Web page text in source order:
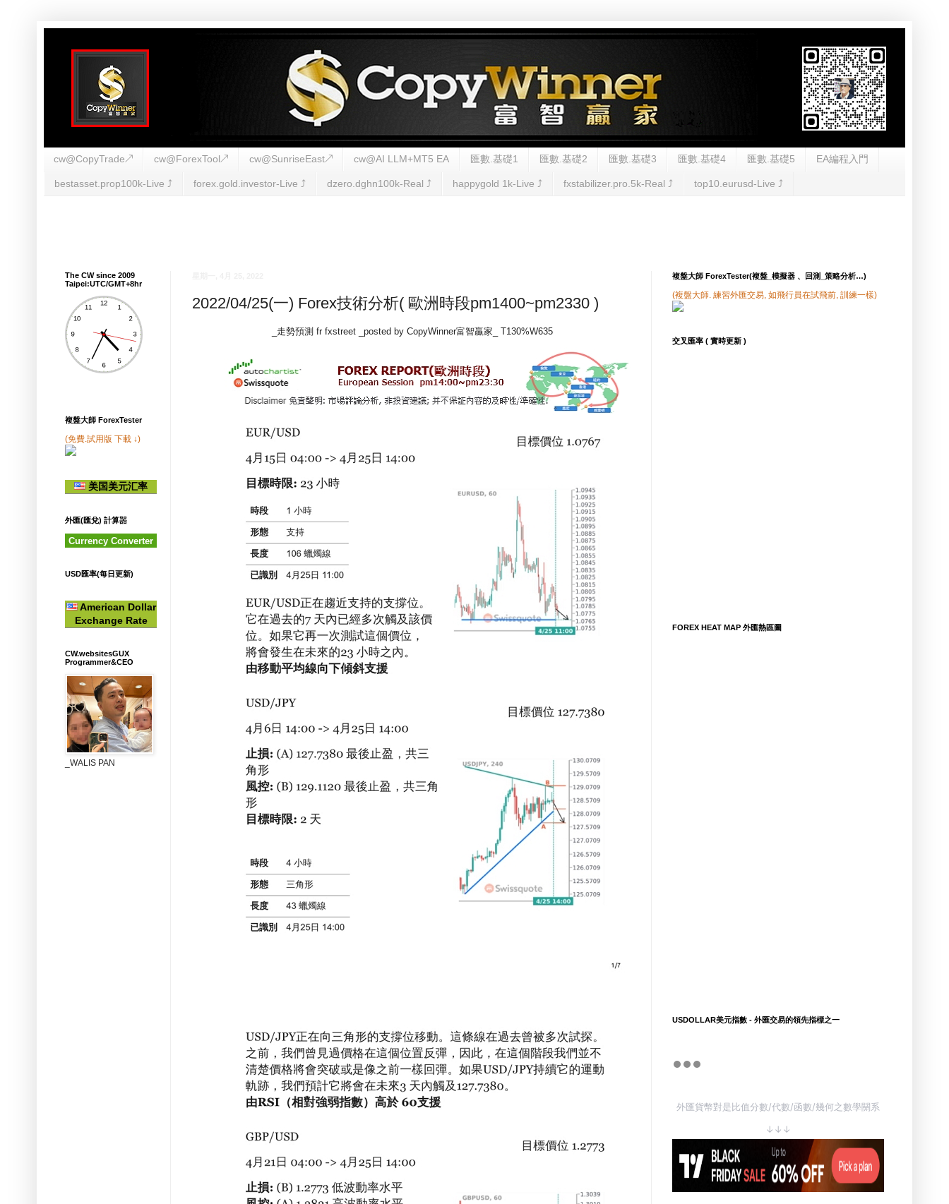
cw@CopyTrade↗ cw@ForexTool↗ cw@SunriseEast↗ cw@AI LLM+MT5 EA 匯數.基礎1 匯數.基礎2 匯數.基礎3 匯數.基礎4 匯數.基礎5 EA編程入門
bestasset.prop100k-Live ⤴︎ forex.gold.investor-Live ⤴︎ dzero.dghn100k-Real ⤴︎ happygold 1k-Live ⤴︎ fxstabilizer.pro.5k-Real ⤴︎ top10.eurusd-Live ⤴︎
2022/04/25(一) Forex技術分析( 歐洲時段pm1400~pm2330 )
_走勢預測 fr fxstreet _posted by CopyWinner富智贏家_ T130%W635
The CW since 2009
Taipei:UTC/GMT+8hr
複盤大師 ForexTester
(免費.試用版 下載 ↓)
美国美元汇率
外匯(匯兌) 計算噐
Currency Converter
USD匯率(每日更新)
American Dollar
Exchange Rate
CW.websitesGUX
Programmer&CEO
_WALIS PAN
複盤大師 ForexTester(複盤_模擬器 、回測_策略分析…)
(複盤大師. 練習外匯交易, 如飛行員在試飛前, 訓練一樣)
交叉匯率 ( 實時更新 )
FOREX HEAT MAP 外匯熱區圖
USDOLLAR美元指數 - 外匯交易的領先指標之一
外匯貨幣對是比值分數/代數/函數/幾何之數學關系
↓↓↓